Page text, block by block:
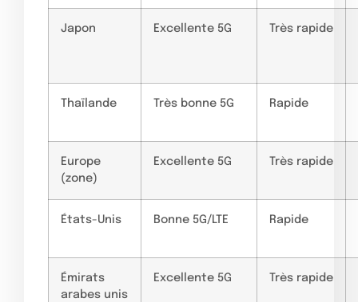
Japon Excellente 5G Très rapide
Thaïlande Très bonne 5G Rapide
Europe
(zone)
Excellente 5G Très rapide
États-Unis Bonne 5G/LTE Rapide
Émirats
arabes unis
Excellente 5G Très rapide